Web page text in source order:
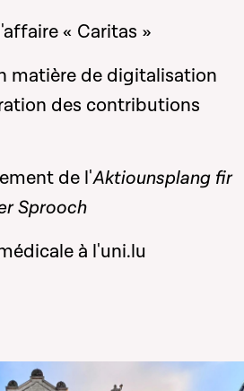
« Caritas »
matière de digitalisation
des contributions
de l'Aktiounsplang fir
Sprooch
à l'uni.lu